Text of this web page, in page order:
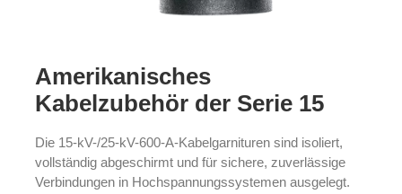
Amerikanisches
Kabelzubehör der Serie 15
kV/25 kV 600 A für Buchsen,
Abzweigungen und Einsätze
Die 15-kV-/25-kV-600-A-Kabelgarnituren sind isoliert,
vollständig abgeschirmt und für sichere, zuverlässige
Verbindungen in Hochspannungssystemen ausgelegt.